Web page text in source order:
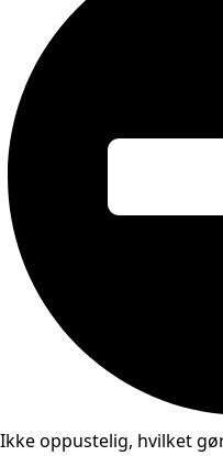
Ikke oppustelig, hvilket